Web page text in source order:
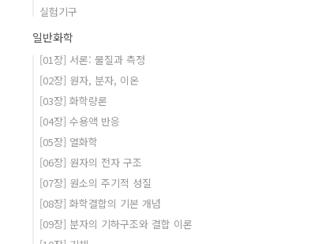
실험기구
일반화학
[01장] 서론: 물질과 측정
[02장] 원자, 분자, 이온
[03장] 화학량론
[04장] 수용액 반응
[05장] 열화학
[06장] 원자의 전자 구조
[07장] 원소의 주기적 성질
[08장] 화학결합의 기본 개념
[09장] 분자의 기하구조와 결합 이론